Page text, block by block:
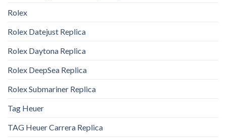
Rolex
Rolex Datejust Replica
Rolex Daytona Replica
Rolex DeepSea Replica
Rolex Submariner Replica
Tag Heuer
TAG Heuer Carrera Replica